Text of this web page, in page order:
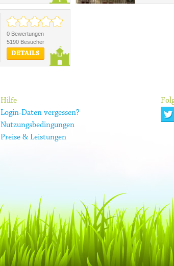
0 Bewertungen
5190 Besucher
DETAILS
Hilfe
Login-Daten vergessen?
Nutzungsbedingungen
Preise & Leistungen